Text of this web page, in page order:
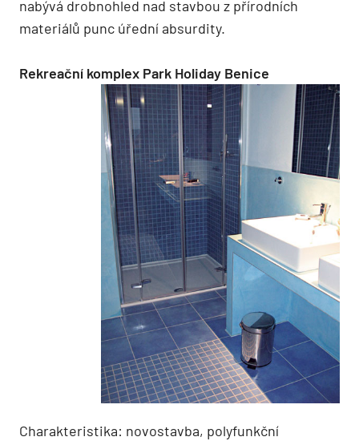
nabývá drobnohled nad stavbou z přírodních
materiálů punc úřední ­absurdity.
Rekreační komplex Park Holiday Benice
Charakteristika: novostavba, polyfunkční